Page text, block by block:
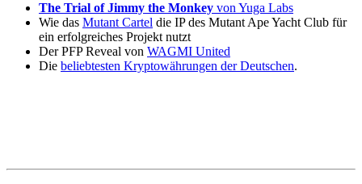
The Trial of Jimmy the Monkey von Yuga Labs
Wie das Mutant Cartel die IP des Mutant Ape Yacht Club für
ein erfolgreiches Projekt nutzt
Der PFP Reveal von WAGMI United
Die beliebtesten Kryptowährungen der Deutschen.